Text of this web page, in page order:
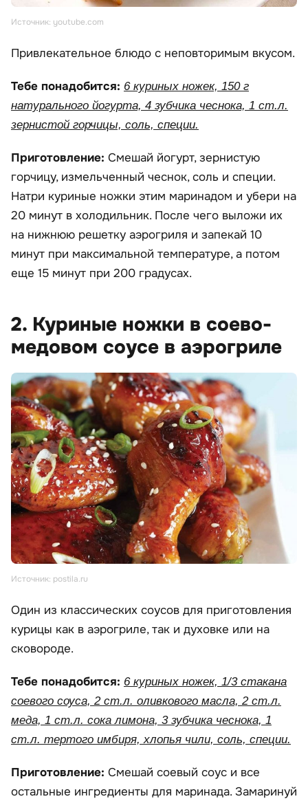
Источник: youtube.com
Привлекательное блюдо с неповторимым вкусом.
Тебе понадобится: 6 куриных ножек, 150 г
натурального йогурта, 4 зубчика чеснока, 1 ст.л.
зернистой горчицы, соль, специи.
Приготовление: Смешай йогурт, зернистую
горчицу, измельченный чеснок, соль и специи.
Натри куриные ножки этим маринадом и убери на
20 минут в холодильник. После чего выложи их
на нижнюю решетку аэрогриля и запекай 10
минут при максимальной температуре, а потом
еще 15 минут при 200 градусах.
2. Куриные ножки в соево-
медовом соусе в аэрогриле
Источник: postila.ru
Один из классических соусов для приготовления
курицы как в аэрогриле, так и духовке или на
сковороде.
Тебе понадобится: 6 куриных ножек, 1/3 стакана
соевого соуса, 2 ст.л. оливкового масла, 2 ст.л.
меда, 1 ст.л. сока лимона, 3 зубчика чеснока, 1
ст.л. тертого имбиря, хлопья чили, соль, специи.
Приготовление: Смешай соевый соус и все
остальные ингредиенты для маринада. Замаринуй